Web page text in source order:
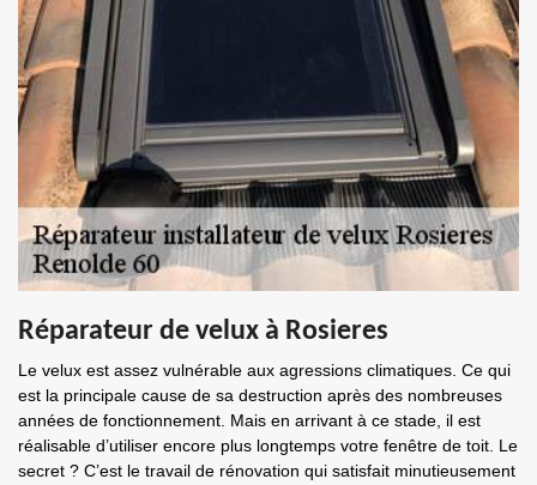
Réparateur de velux à Rosieres
Le velux est assez vulnérable aux agressions climatiques. Ce qui
est la principale cause de sa destruction après des nombreuses
années de fonctionnement. Mais en arrivant à ce stade, il est
réalisable d’utiliser encore plus longtemps votre fenêtre de toit. Le
secret ? C’est le travail de rénovation qui satisfait minutieusement